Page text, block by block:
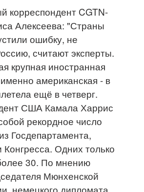
корреспондент CGTN-
Алексеева​: "Страны
ошибку, не
считают эксперты.
крупная иностранная
американская - в
ещё в четверг.
США Камала Харрис
рекордное число
Госдепартамента,
Конгресса. Одних только
30. По мнению
Мюнхенской
немецкого дипломата